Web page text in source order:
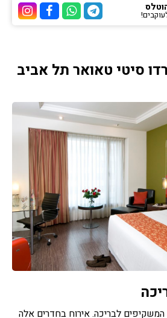
ערוץ ערוץ
ערוץ הוואטסאפ של
ערוץ הטלגרם של הוטלס
סיטי טאואר תל אביב
המשקיפים לבריכה. אירוח בחדרים אלה